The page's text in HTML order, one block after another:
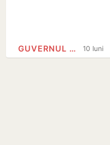
10 luni
GUVERNUL REPUBLICII MOLDOVA